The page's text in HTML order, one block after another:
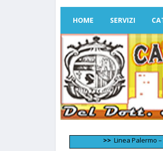
HOME SERVIZI
Linea Palermo –